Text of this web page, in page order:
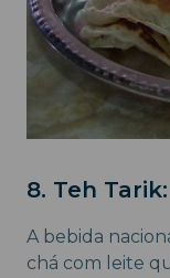
8. Teh Tarik:
A bebida
chá com leite